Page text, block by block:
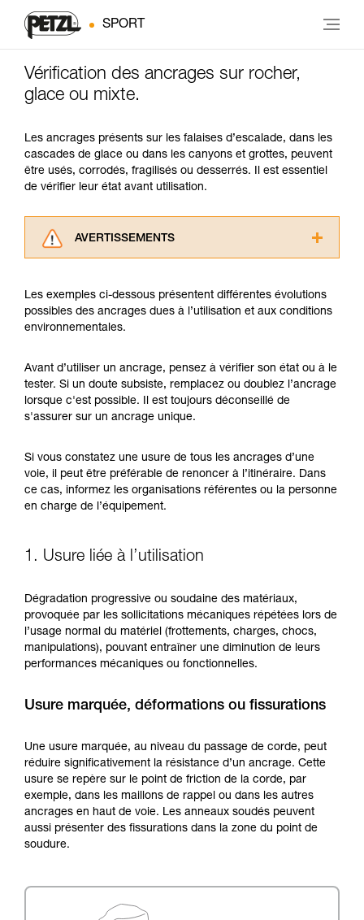
SPORT
Vérification des ancrages sur rocher,
glace ou mixte.
Les ancrages présents sur les falaises d’escalade, dans les
cascades de glace ou dans les canyons et grottes, peuvent
être usés, corrodés, fragilisés ou desserrés. Il est essentiel
de vérifier leur état avant utilisation.
AVERTISSEMENTS
consulter. Vous devez avoir compris les
informations de la notice technique pour
pouvoir comprendre ce complément
Maîtriser ces techniques nécessite une
formation et un entraînement spécifique. Validez
avec un professionnel votre capacité à refaire
la manipulation, seul, en toute sécurité, avant
liées à votre activité. Il peut en exister d’autres
que nous ne décrivons pas ici.
Les exemples ci-dessous présentent différentes évolutions
possibles des ancrages dues à l’utilisation et aux conditions
environnementales.
Avant d’utiliser un ancrage, pensez à vérifier son état ou à le
tester. Si un doute subsiste, remplacez ou doublez l’ancrage
lorsque c'est possible. Il est toujours déconseillé de
s'assurer sur un ancrage unique.
Si vous constatez une usure de tous les ancrages d’une
voie, il peut être préférable de renoncer à l’itinéraire. Dans
ce cas, informez les organisations référentes ou la personne
en charge de l’équipement.
1. Usure liée à l’utilisation
Dégradation progressive ou soudaine des matériaux,
provoquée par les sollicitations mécaniques répétées lors de
l’usage normal du matériel (frottements, charges, chocs,
manipulations), pouvant entraîner une diminution de leurs
performances mécaniques ou fonctionnelles.
Usure marquée, déformations ou fissurations
Une usure marquée, au niveau du passage de corde, peut
réduire significativement la résistance d’un ancrage. Cette
usure se repère sur le point de friction de la corde, par
exemple, dans les maillons de rappel ou dans les autres
ancrages en haut de voie. Les anneaux soudés peuvent
aussi présenter des fissurations dans la zone du point de
soudure.